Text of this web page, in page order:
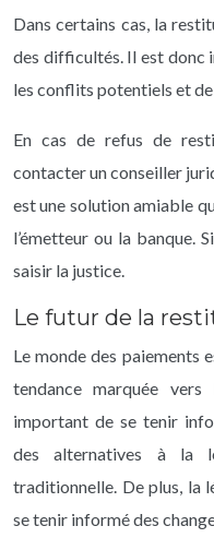
Dans certains cas, la
des difficultés. Il est donc
les conflits potentiels et
En cas de refus de
contacter un conseiller
est une solution amiable
l’émetteur ou la banque.
saisir la justice.
Le futur de la
Le monde des paiements
tendance marquée
important de se tenir
des alternatives à la
traditionnelle. De plus, la
se tenir informé des